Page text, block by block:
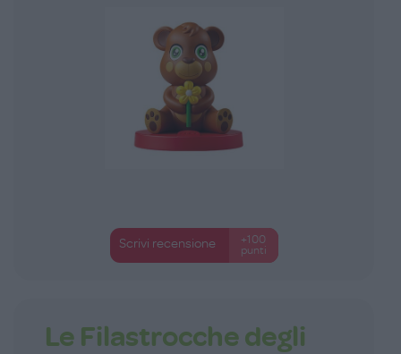
Scrivi recensione
+100
punti
Le Filastrocche degli